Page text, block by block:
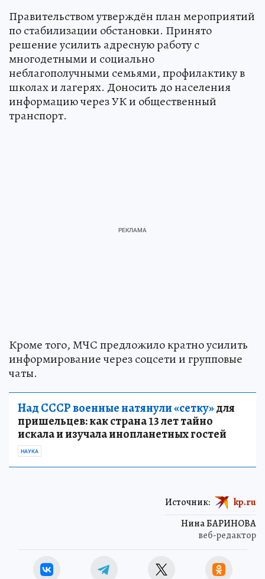
Правительством утверждён план мероприятий
по стабилизации обстановки. Принято
решение усилить адресную работу с
многодетными и социально
неблагополучными семьями, профилактику в
школах и лагерях. Доносить до населения
информацию через УК и общественный
транспорт.
Кроме того, МЧС предложило кратно усилить
информирование через соцсети и групповые
чаты.
Над СССР военные натянули «сетку»для
пришельцев: как страна 13 лет тайно
искала и изучала инопланетных гостей
НАУКА
Нина БАРИНОВА
веб-редактор
Источник: kp.ru